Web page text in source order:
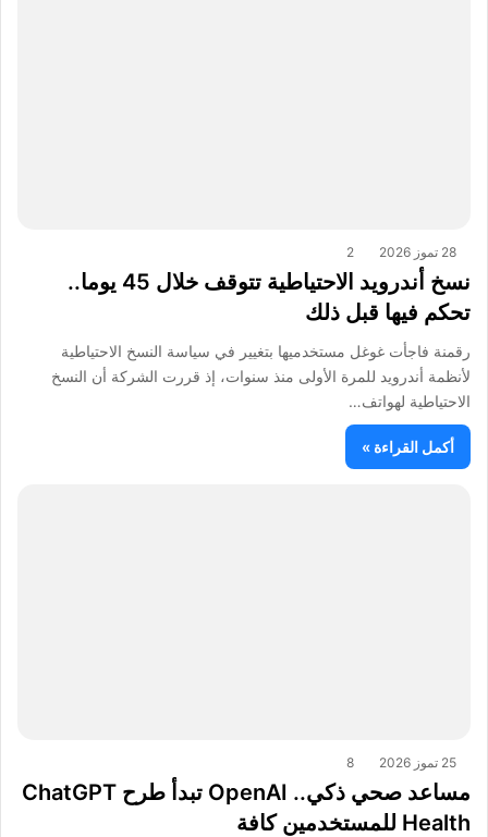
28 تموز 2026 2
نسخ أندرويد الاحتياطية تتوقف خلال 45 يوما..
تحكم فيها قبل ذلك
رقمنة فاجأت غوغل مستخدميها بتغيير في سياسة النسخ الاحتياطية
لأنظمة أندرويد للمرة الأولى منذ سنوات، إذ قررت الشركة أن النسخ
الاحتياطية لهواتف…
أكمل القراءة »
25 تموز 2026 8
مساعد صحي ذكي.. OpenAI تبدأ طرح ChatGPT
Health للمستخدمين كافة